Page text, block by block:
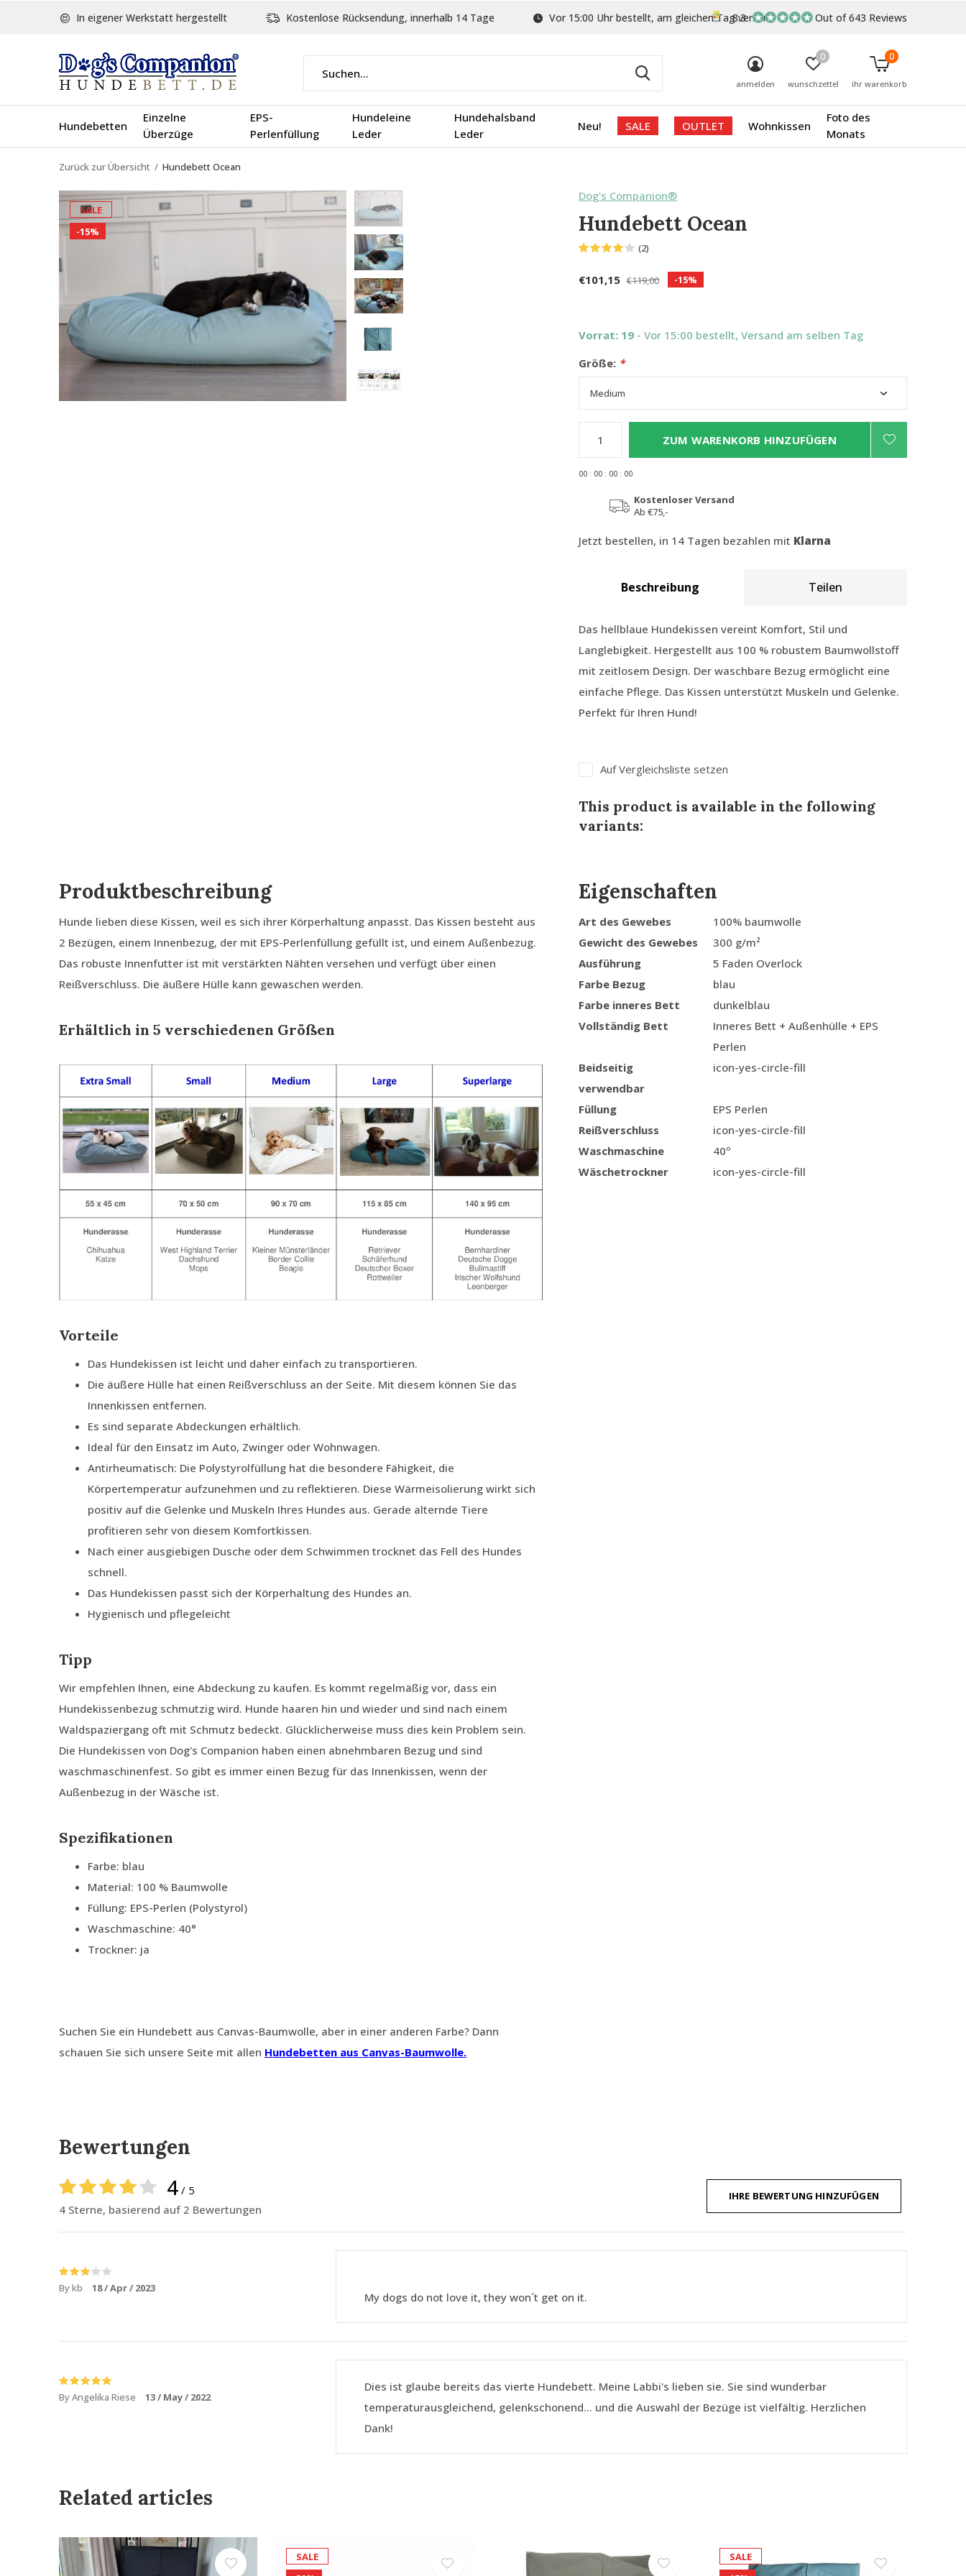
Hundebetten
Einzelne
Überzüge
EPS-
Perlenfüllung
Hundeleine
Leder
Hundehalsband
Leder
Neu! SALE OUTLET Wohnkissen
Foto des
Monats
anmelden wunschzettel
0
ihr warenkorb
0
In eigener Werkstatt hergestellt Kostenlose Rücksendung, innerhalb 14 Tage Vor 15:00 Uhr bestellt, am gleichen Tag versand
8.3 Out of 643 Reviews
Zurück zur Übersicht Hundebett Ocean
SALE
-15%
Dog's Companion®
Hundebett Ocean
(2)
€101,15 €119,00 -15%
Vorrat: 19 - Vor 15:00 bestellt, Versand am selben Tag
Größe: *
ZUM WARENKORB HINZUFÜGEN
00 : 00 : 00 : 00
Kostenloser Versand
Ab €75,-
Jetzt bestellen, in 14 Tagen bezahlen mit Klarna
Beschreibung Teilen
Das hellblaue Hundekissen vereint Komfort, Stil und
Langlebigkeit. Hergestellt aus 100 % robustem Baumwollstoff
mit zeitlosem Design. Der waschbare Bezug ermöglicht eine
einfache Pflege. Das Kissen unterstützt Muskeln und Gelenke.
Perfekt für Ihren Hund!
Auf Vergleichsliste setzen
This product is available in the following
variants:
Produktbeschreibung
Hunde lieben diese Kissen, weil es sich ihrer Körperhaltung anpasst. Das Kissen besteht aus
2 Bezügen, einem Innenbezug, der mit EPS-Perlenfüllung gefüllt ist, und einem Außenbezug.
Das robuste Innenfutter ist mit verstärkten Nähten versehen und verfügt über einen
Reißverschluss. Die äußere Hülle kann gewaschen werden.
Erhältlich in 5 verschiedenen Größen
Vorteile
Das Hundekissen ist leicht und daher einfach zu transportieren.
Die äußere Hülle hat einen Reißverschluss an der Seite. Mit diesem können Sie das
Innenkissen entfernen.
Es sind separate Abdeckungen erhältlich.
Ideal für den Einsatz im Auto, Zwinger oder Wohnwagen.
Antirheumatisch: Die Polystyrolfüllung hat die besondere Fähigkeit, die
Körpertemperatur aufzunehmen und zu reflektieren. Diese Wärmeisolierung wirkt sich
positiv auf die Gelenke und Muskeln Ihres Hundes aus. Gerade alternde Tiere
profitieren sehr von diesem Komfortkissen.
Nach einer ausgiebigen Dusche oder dem Schwimmen trocknet das Fell des Hundes
schnell.
Das Hundekissen passt sich der Körperhaltung des Hundes an.
Hygienisch und pflegeleicht
Tipp
Wir empfehlen Ihnen, eine Abdeckung zu kaufen. Es kommt regelmäßig vor, dass ein
Hundekissenbezug schmutzig wird. Hunde haaren hin und wieder und sind nach einem
Waldspaziergang oft mit Schmutz bedeckt. Glücklicherweise muss dies kein Problem sein.
Die Hundekissen von Dog's Companion haben einen abnehmbaren Bezug und sind
waschmaschinenfest. So gibt es immer einen Bezug für das Innenkissen, wenn der
Außenbezug in der Wäsche ist.
Spezifikationen
Farbe: blau
Material: 100 % Baumwolle
Füllung: EPS-Perlen (Polystyrol)
Waschmaschine: 40°
Trockner: ja
Suchen Sie ein Hundebett aus Canvas-Baumwolle, aber in einer anderen Farbe? Dann
schauen Sie sich unsere Seite mit allen Hundebetten aus Canvas-Baumwolle.
Eigenschaften
Art des Gewebes
100% baumwolle
Gewicht des Gewebes
300 g/m²
Ausführung
5 Faden Overlock
Farbe Bezug
blau
Farbe inneres Bett
dunkelblau
Vollständig Bett
Inneres Bett + Außenhülle + EPS
Perlen
Beidseitig
verwendbar
icon-yes-circle-fill
Füllung
EPS Perlen
Reißverschluss
icon-yes-circle-fill
Waschmaschine
40º
Wäschetrockner
icon-yes-circle-fill
Bewertungen
4 / 5
4 Sterne, basierend auf 2 Bewertungen
IHRE BEWERTUNG HINZUFÜGEN
By kb 18 / Apr / 2023
My dogs do not love it, they won´t get on it.
By Angelika Riese 13 / May / 2022
Dies ist glaube bereits das vierte Hundebett. Meine Labbi's lieben sie. Sie sind wunderbar
temperaturausgleichend, gelenkschonend... und die Auswahl der Bezüge ist vielfältig. Herzlichen
Dank!
Related articles
SALE
SALE